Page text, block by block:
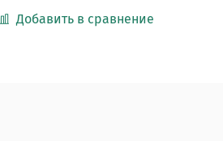
Добавить в сравнение